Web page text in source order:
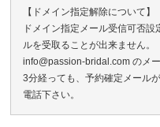
【ドメイン指定解除について】
ドメイン指定メール受信可否
ルを受取ることが出来ません。
info@passion-bridal.com のメ
3分経っても、予約確定メール
電話下さい。